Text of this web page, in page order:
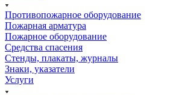
Противопожарное оборудование
Пожарная арматура
Пожарное оборудование
Средства спасения
Стенды, плакаты, журналы
Знаки, указатели
Услуги